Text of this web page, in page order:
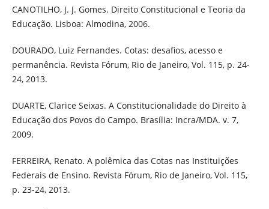
CANOTILHO, J. J. Gomes. Direito Constitucional e Teoria da
Educação. Lisboa: Almodina, 2006.
DOURADO, Luiz Fernandes. Cotas: desafios, acesso e
permanência. Revista Fórum, Rio de Janeiro, Vol. 115, p. 24-
24, 2013.
DUARTE, Clarice Seixas. A Constitucionalidade do Direito à
Educação dos Povos do Campo. Brasília: Incra/MDA. v. 7,
2009.
FERREIRA, Renato. A polêmica das Cotas nas Instituições
Federais de Ensino. Revista Fórum, Rio de Janeiro, Vol. 115,
p. 23-24, 2013.